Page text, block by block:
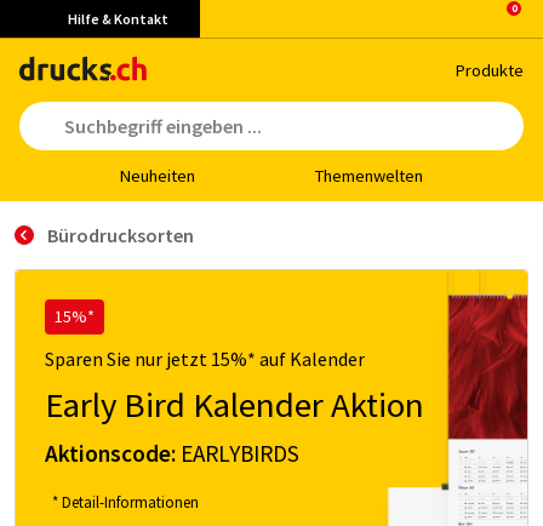
Hilfe & Kontakt
Pro­duk­te
Neu­hei­ten The­men­wel­ten
Bürodrucksorten
15%*
Sparen Sie nur jetzt 15%* auf Kalender
Early Bird Kalender Aktion
Aktionscode: EARLYBIRDS
* Detail-Informationen